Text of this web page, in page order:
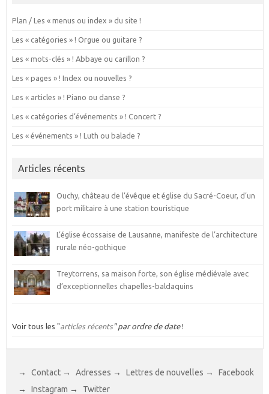
Plan / Les « menus ou index » du site !
Les « catégories » ! Orgue ou guitare ?
Les « mots-clés » ! Abbaye ou carillon ?
Les « pages » ! Index ou nouvelles ?
Les « articles » ! Piano ou danse ?
Les « catégories d’événements » ! Concert ?
Les « événements » ! Luth ou balade ?
Articles récents
Ouchy, château de l’évêque et église du Sacré-Coeur, d’un
port militaire à une station touristique
L’église écossaise de Lausanne, manifeste de l’architecture
rurale néo-gothique
Treytorrens, sa maison forte, son église médiévale avec
d’exceptionnelles chapelles-baldaquins
Voir tous les "articles récents" par ordre de date!
→ Contact → Adresses → Lettres de nouvelles →
Facebook
→
Instagram → Twitter